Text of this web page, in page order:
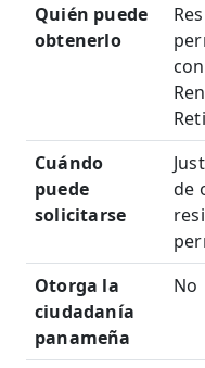
Quién puede
obtenerlo
Cuándo
puede
solicitarse
de
Otorga la
ciudadanía
panameña
No